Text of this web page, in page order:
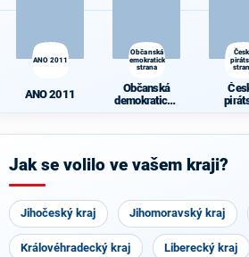
ANO 2011
ANO 2011
Občanská
demokratická
strana
Občanská
demokratická
Jak se volilo ve vašem kraji?
Jihočeský kraj Jihomoravský kraj
Královéhradecký kraj Liberecký kraj